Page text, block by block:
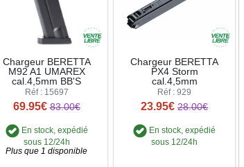
Chargeur BERETTA
M92 A1 UMAREX
cal.4,5mm BB'S
Réf : 15697
69.95€ 83.00€
En stock, expédié
sous 12/24h
Plus que 1 disponible
Chargeur BERETTA
PX4 Storm
cal.4,5mm
Réf : 929
23.95€ 28.00€
En stock, expédié
sous 12/24h